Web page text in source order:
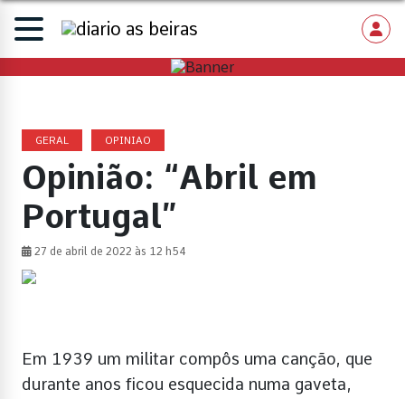
GERAL OPINIAO
Opinião: “Abril em
Portugal”
27 de abril de 2022 às 12 h54
Em 1939 um militar compôs uma canção, que
durante anos ficou esquecida numa gaveta,